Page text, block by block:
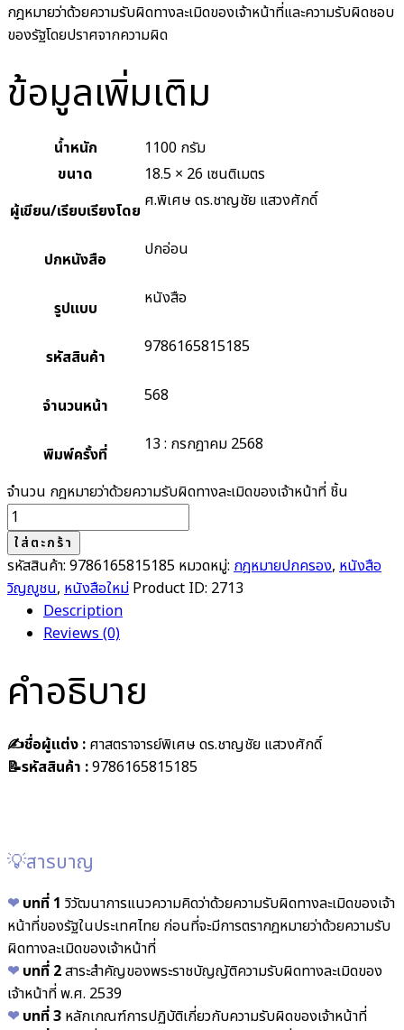
กฎหมายว่าด้วยความรับผิดทางละเมิดของเจ้าหน้าที่และความรับผิดชอบ
ของรัฐโดยปราศจากความผิด
ข้อมูลเพิ่มเติม
น้ำหนัก
1100 กรัม
ขนาด
18.5 × 26 เซนติเมตร
ผู้เขียน/เรียบเรียงโดย ศ.พิเศษ ดร.ชาญชัย แสวงศักดิ์
ปกหนังสือ ปกอ่อน
รูปแบบ หนังสือ
รหัสสินค้า 9786165815185
จำนวนหน้า 568
พิมพ์ครั้งที่ 13 : กรกฎาคม 2568
จำนวน กฎหมายว่าด้วยความรับผิดทางละเมิดของเจ้าหน้าที่ ชิ้น
ใส่ตะกร้า
รหัสสินค้า: 9786165815185 หมวดหมู่: กฎหมายปกครอง, หนังสือ
วิญญูชน, หนังสือใหม่ Product ID: 2713
Description
Reviews (0)
คำอธิบาย
✍️ชื่อผู้แต่ง : ศาสตราจารย์พิเศษ ดร.ชาญชัย แสวงศักดิ์
📝รหัสสินค้า :9786165815185
💡สารบาญ
❤︎ บทที่ 1 วิวัฒนาการแนวความคิดว่าด้วยความรับผิดทางละเมิดของเจ้า
หน้าที่ของรัฐในประเทศไทย ก่อนที่จะมีการตรากฎหมายว่าด้วยความรับ
ผิดทางละเมิดของเจ้าหน้าที่
❤︎ บทที่ 2สาระสำคัญของพระราชบัญญัติความรับผิดทางละเมิดของ
เจ้าหน้าที่ พ.ศ. 2539
❤︎ บทที่ 3 หลักเกณฑ์การปฏิบัติเกี่ยวกับความรับผิดของเจ้าหน้าที่